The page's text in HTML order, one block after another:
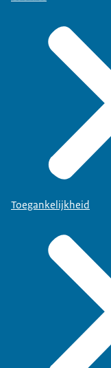
Toegankelijkheid